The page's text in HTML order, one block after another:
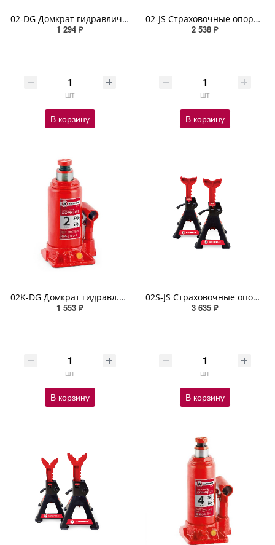
02-DG Домкрат гидравлический AUTOPROFI, бутылочный, 2 т., высота подъёма 308 мм
1 294 ₽
шт
В корзину
02-JS Страховочные опоры тренога 2т мин - макс высота 270мм - 360мм комплект из 2 шт
2 538 ₽
шт
В корзину
02K-DG Домкрат гидравл.бутылочный в кейсе 2т.
1 553 ₽
шт
В корзину
02S-JS Страховочные опоры AUTOPROFI, тренога, 2 тонны, высота подъёма 265 - 415 мм. комплект из 2 шт
3 635 ₽
шт
В корзину